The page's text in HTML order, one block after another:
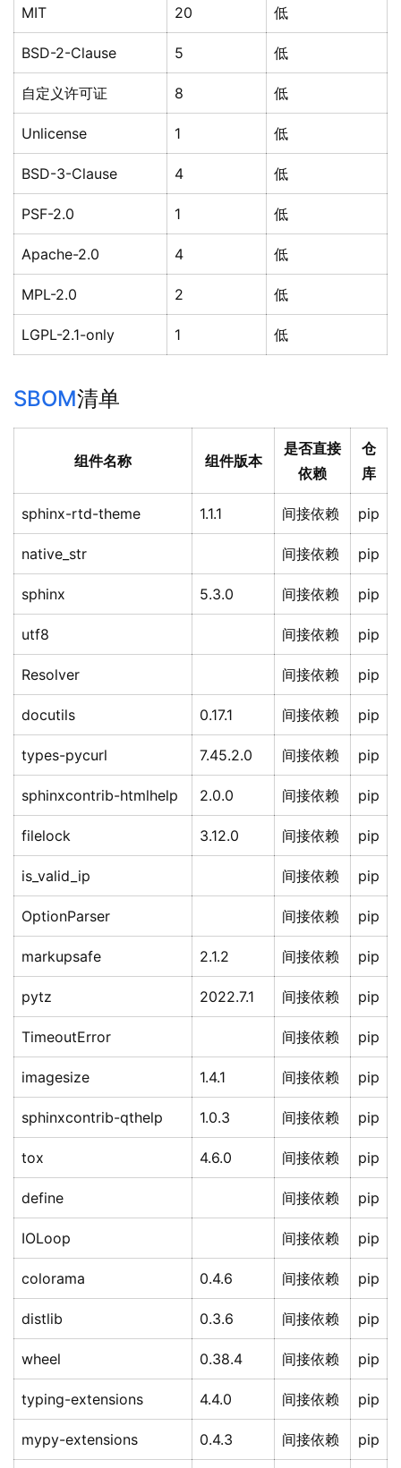
MIT 20 低
BSD-2-Clause 5 低
自定义许可证 8 低
Unlicense 1 低
BSD-3-Clause 4 低
PSF-2.0 1 低
Apache-2.0 4 低
MPL-2.0 2 低
LGPL-2.1-only 1 低
SBOM清单
组件名称 组件版本
是否直接
依赖
仓
库
sphinx-rtd-theme 1.1.1 间接依赖 pip
native_str 间接依赖 pip
sphinx 5.3.0 间接依赖 pip
utf8 间接依赖 pip
Resolver 间接依赖 pip
docutils 0.17.1 间接依赖 pip
types-pycurl 7.45.2.0 间接依赖 pip
sphinxcontrib-htmlhelp 2.0.0 间接依赖 pip
filelock 3.12.0 间接依赖 pip
is_valid_ip 间接依赖 pip
OptionParser 间接依赖 pip
markupsafe 2.1.2 间接依赖 pip
pytz 2022.7.1 间接依赖 pip
TimeoutError 间接依赖 pip
imagesize 1.4.1 间接依赖 pip
sphinxcontrib-qthelp 1.0.3 间接依赖 pip
tox 4.6.0 间接依赖 pip
define 间接依赖 pip
IOLoop 间接依赖 pip
colorama 0.4.6 间接依赖 pip
distlib 0.3.6 间接依赖 pip
wheel 0.38.4 间接依赖 pip
typing-extensions 4.4.0 间接依赖 pip
mypy-extensions 0.4.3 间接依赖 pip